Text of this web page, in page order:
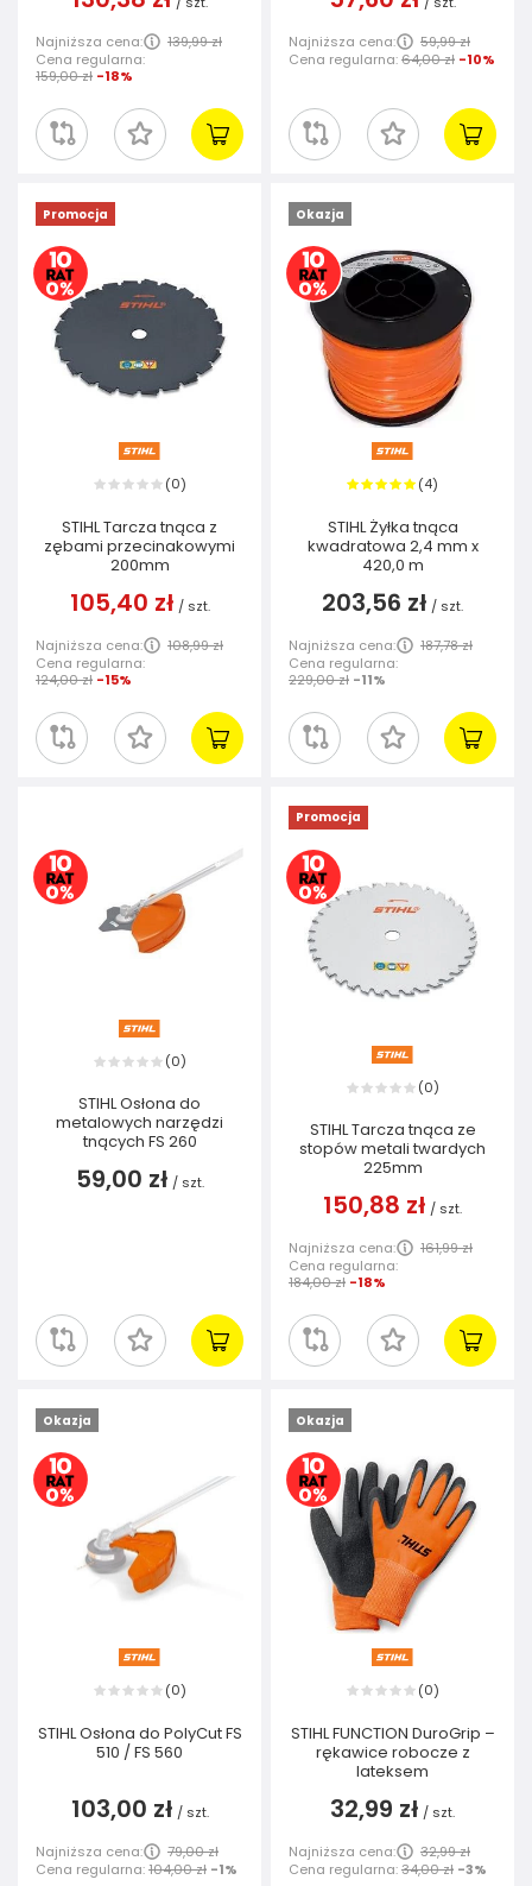
Najniższa cena:
139,99 zł
Cena regularna:
159,00 zł -18%
Najniższa cena:
59,99 zł
Cena regularna:64,00 zł -10%
Promocja
(0)
STIHL Tarcza tnąca z
zębami przecinakowymi
200mm
105,40 zł / szt.
Najniższa cena:
108,99 zł
Cena regularna:
124,00 zł -15%
Okazja
(4)
STIHL Żyłka tnąca
kwadratowa 2,4 mm x
420,0 m
203,56 zł / szt.
Najniższa cena:
187,78 zł
Cena regularna:
229,00 zł -11%
(0)
STIHL Osłona do
metalowych narzędzi
tnących FS 260
59,00 zł / szt.
Promocja
(0)
STIHL Tarcza tnąca ze
stopów metali twardych
225mm
150,88 zł / szt.
Najniższa cena:
161,99 zł
Cena regularna:
184,00 zł -18%
Okazja
(0)
STIHL Osłona do PolyCut FS
510 / FS 560
103,00 zł / szt.
Najniższa cena:
79,00 zł
Cena regularna:104,00 zł -1%
Okazja
(0)
STIHL FUNCTION DuroGrip –
rękawice robocze z
lateksem
32,99 zł / szt.
Najniższa cena:
32,99 zł
Cena regularna:34,00 zł -3%